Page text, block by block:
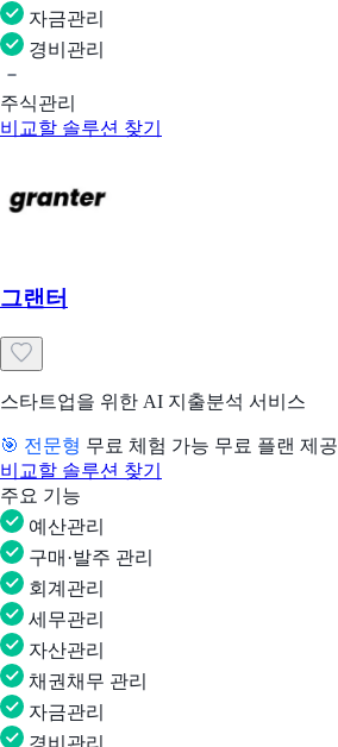
자금관리
경비관리
주식관리
비교할 솔루션 찾기
그랜터
스타트업을 위한 AI 지출분석 서비스
🎯 전문형 무료 체험 가능 무료 플랜 제공
비교할 솔루션 찾기
주요 기능
예산관리
구매·발주 관리
회계관리
세무관리
자산관리
채권채무 관리
자금관리
경비관리